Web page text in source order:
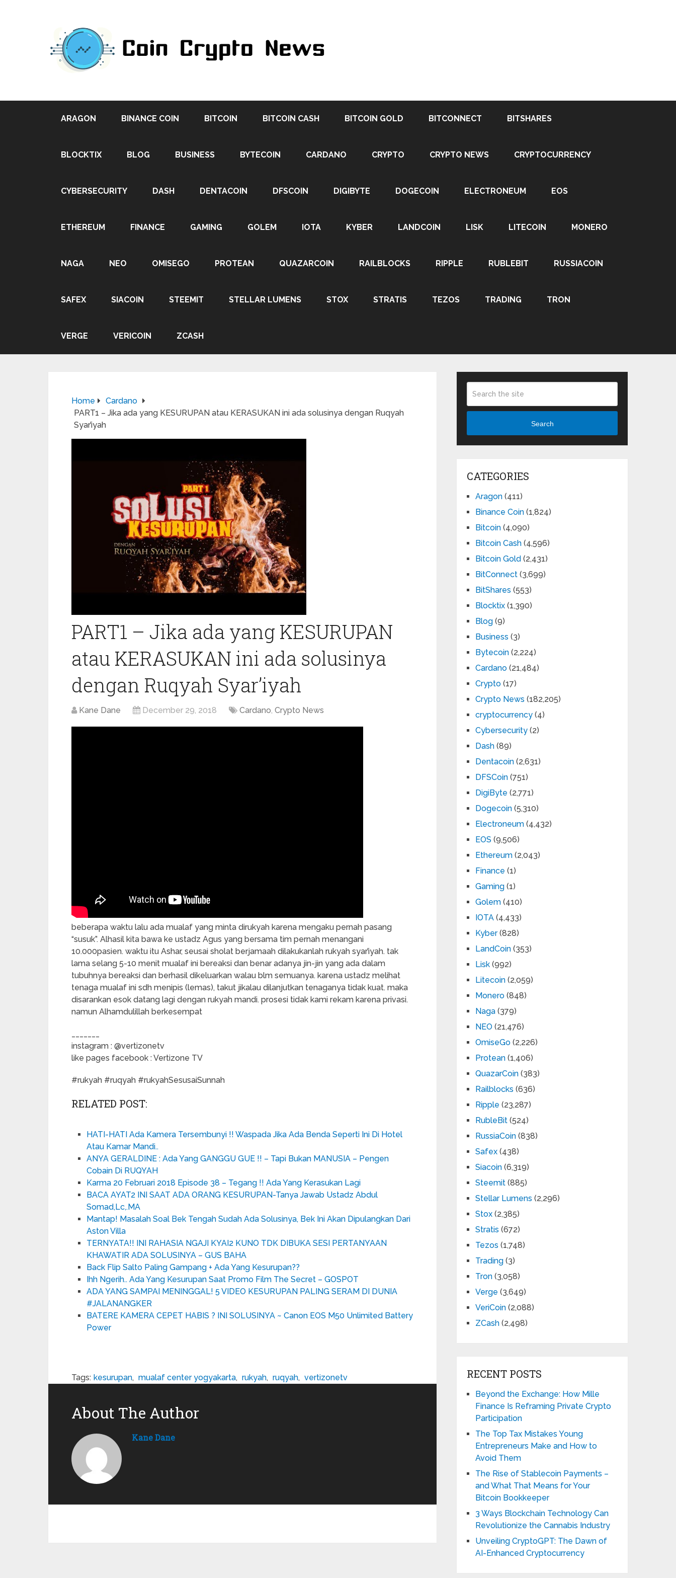
ARAGON BINANCE COIN BITCOIN BITCOIN CASH BITCOIN GOLD BITCONNECT BITSHARES
BLOCKTIX BLOG BUSINESS BYTECOIN CARDANO CRYPTO CRYPTO NEWS CRYPTOCURRENCY
CYBERSECURITY DASH DENTACOIN DFSCOIN DIGIBYTE DOGECOIN ELECTRONEUM EOS
ETHEREUM FINANCE GAMING GOLEM IOTA KYBER LANDCOIN LISK LITECOIN MONERO
NAGA NEO OMISEGO PROTEAN QUAZARCOIN RAILBLOCKS RIPPLE RUBLEBIT RUSSIACOIN
SAFEX SIACOIN STEEMIT STELLAR LUMENS STOX STRATIS TEZOS TRADING TRON
VERGE VERICOIN ZCASH
Home
Cardano
PART1 – Jika ada yang KESURUPAN atau KERASUKAN ini ada solusinya dengan Ruqyah
Syar’iyah
PART1 – Jika ada yang KESURUPAN
atau KERASUKAN ini ada solusinya
dengan Ruqyah Syar’iyah
Kane Dane December 29, 2018 Cardano, Crypto News
beberapa waktu lalu ada mualaf yang minta dirukyah karena mengaku pernah pasang
“susuk”. Alhasil kita bawa ke ustadz Agus yang bersama tim pernah menangani
10.000pasien. waktu itu Ashar, seusai sholat berjamaah dilakukanlah rukyah syar’iyah. tak
lama selang 5-10 menit mualaf ini bereaksi dan benar adanya jin-jin yang ada dalam
tubuhnya bereaksi dan berhasil dikeluarkan walau blm semuanya. karena ustadz melihat
tenaga mualaf ini sdh menipis (lemas), takut jikalau dilanjutkan tenaganya tidak kuat. maka
disarankan esok datang lagi dengan rukyah mandi. prosesi tidak kami rekam karena privasi.
namun Alhamdulillah berkesempat
instagram : @vertizonetv
like pages facebook : Vertizone TV
#rukyah #ruqyah #rukyahSesusaiSunnah
RELATED POST:
HATI-HATI Ada Kamera Tersembunyi !! Waspada Jika Ada Benda Seperti Ini Di Hotel
Atau Kamar Mandi..
ANYA GERALDINE : Ada Yang GANGGU GUE !! – Tapi Bukan MANUSIA – Pengen
Cobain Di RUQYAH
Karma 20 Februari 2018 Episode 38 – Tegang !! Ada Yang Kerasukan Lagi
BACA AYAT2 INI SAAT ADA ORANG KESURUPAN-Tanya Jawab Ustadz Abdul
Somad,Lc,.MA
Mantap! Masalah Soal Bek Tengah Sudah Ada Solusinya, Bek Ini Akan Dipulangkan Dari
Aston Villa
TERNYATA!! INI RAHASIA NGAJI KYAI2 KUNO TDK DIBUKA SESI PERTANYAAN
KHAWATIR ADA SOLUSINYA – GUS BAHA
Back Flip Salto Paling Gampang + Ada Yang Kesurupan??
Ihh Ngerih.. Ada Yang Kesurupan Saat Promo Film The Secret – GOSPOT
ADA YANG SAMPAI MENINGGAL! 5 VIDEO KESURUPAN PALING SERAM DI DUNIA
#JALANANGKER
BATERE KAMERA CEPET HABIS ? INI SOLUSINYA ~ Canon EOS M50 Unlimited Battery
Power
Tags: kesurupan, mualaf center yogyakarta, rukyah, ruqyah, vertizonetv
About The Author
Kane Dane
Search
CATEGORIES
Aragon (411)
Binance Coin (1,824)
Bitcoin (4,090)
Bitcoin Cash (4,596)
Bitcoin Gold (2,431)
BitConnect (3,699)
BitShares (553)
Blocktix (1,390)
Blog (9)
Business (3)
Bytecoin (2,224)
Cardano (21,484)
Crypto (17)
Crypto News (182,205)
cryptocurrency (4)
Cybersecurity (2)
Dash (89)
Dentacoin (2,631)
DFSCoin (751)
DigiByte (2,771)
Dogecoin (5,310)
Electroneum (4,432)
EOS (9,506)
Ethereum (2,043)
Finance (1)
Gaming (1)
Golem (410)
IOTA (4,433)
Kyber(828)
LandCoin (353)
Lisk (992)
Litecoin (2,059)
Monero (848)
Naga (379)
NEO (21,476)
OmiseGo (2,226)
Protean (1,406)
QuazarCoin (383)
Railblocks (636)
Ripple (23,287)
RubleBit (524)
RussiaCoin (838)
Safex (438)
Siacoin (6,319)
Steemit (885)
Stellar Lumens (2,296)
Stox (2,385)
Stratis (672)
Tezos (1,748)
Trading (3)
Tron (3,058)
Verge (3,649)
VeriCoin (2,088)
ZCash (2,498)
RECENT POSTS
Beyond the Exchange: How Mille
Finance Is Reframing Private Crypto
Participation
The Top Tax Mistakes Young
Entrepreneurs Make and How to
Avoid Them
The Rise of Stablecoin Payments –
and What That Means for Your
Bitcoin Bookkeeper
3 Ways Blockchain Technology Can
Revolutionize the Cannabis Industry
Unveiling CryptoGPT: The Dawn of
AI-Enhanced Cryptocurrency